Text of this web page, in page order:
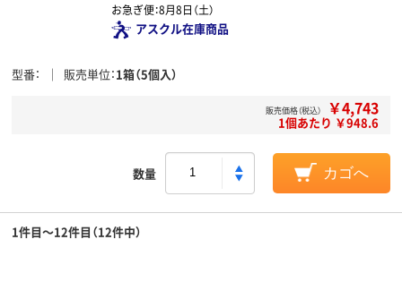
お急ぎ便：8月8日（土）
アスクル在庫商品
型番 販売単位 1箱（5個入）
販売価格（税込） ￥4,743
1個あたり ￥948.6
数量 カゴへ
1件目～12件目（12件中）